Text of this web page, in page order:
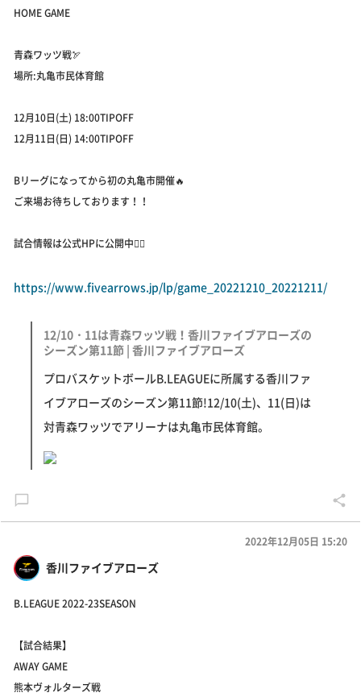
HOME GAME
青森ワッツ戦🏹
場所:丸亀市民体育館
12月10日(土) 18:00TIPOFF
12月11日(日) 14:00TIPOFF
Bリーグになってから初の丸亀市開催🔥
ご来場お待ちしております！！
試合情報は公式HPに公開中💁‍♀️
https://www.fivearrows.jp/lp/game_20221210_20221211/
12/10・11は青森ワッツ戦！香川ファイブアローズの
シーズン第11節 | 香川ファイブアローズ
プロバスケットボールB.LEAGUEに所属する香川ファ
イブアローズのシーズン第11節!12/10(土)、11(日)は
対青森ワッツでアリーナは丸亀市民体育館。
香川ファイブアローズ
2022年12月05日 15:20
B.LEAGUE 2022-23SEASON
【試合結果】
AWAY GAME
熊本ヴォルターズ戦